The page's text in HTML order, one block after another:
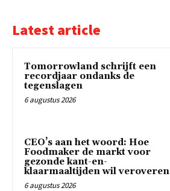
Latest article
Tomorrowland schrijft een
recordjaar ondanks de
tegenslagen
6 augustus 2026
CEO’s aan het woord: Hoe
Foodmaker de markt voor
gezonde kant-en-
klaarmaaltijden wil veroveren
6 augustus 2026